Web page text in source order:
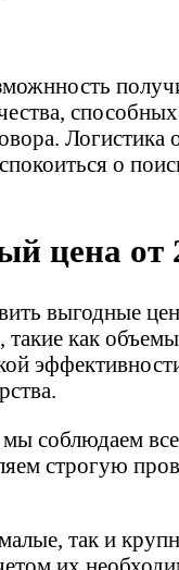
о
цена
выгодные
как
соблюдаем
строгую
так и